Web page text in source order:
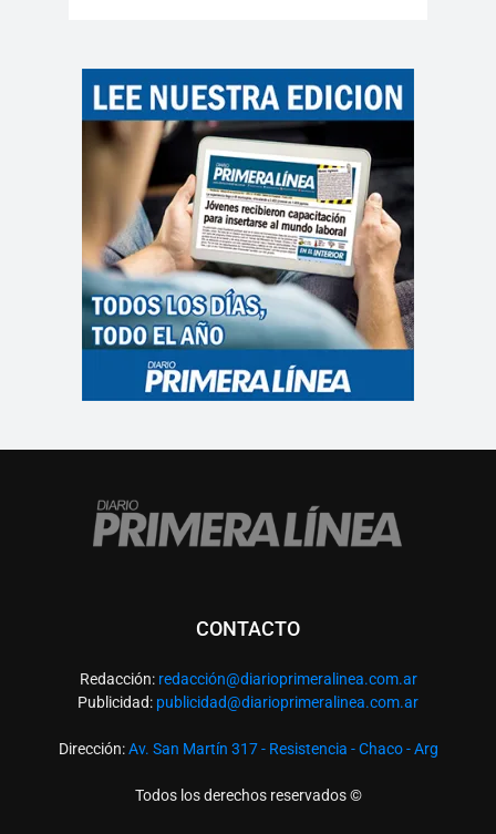
CONTACTO
Redacción: redacción@diarioprimeralinea.com.ar
Publicidad: publicidad@diarioprimeralinea.com.ar
Dirección:Av. San Martín 317 - Resistencia - Chaco - Arg
Todos los derechos reservados ©